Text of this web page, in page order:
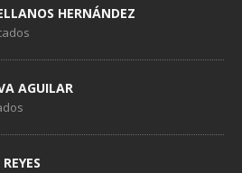
HERNÁNDEZ
AGUILAR